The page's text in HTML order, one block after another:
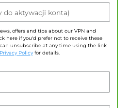
do aktywacji konta)
offers and tips about our VPN and
here if you'd prefer not to receive these
unsubscribe at any time using the link
Privacy Policy for details.